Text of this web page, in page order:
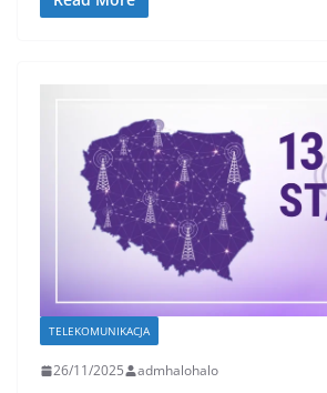
TELEKOMUNIKACJA
26/11/2025 admhalohalo